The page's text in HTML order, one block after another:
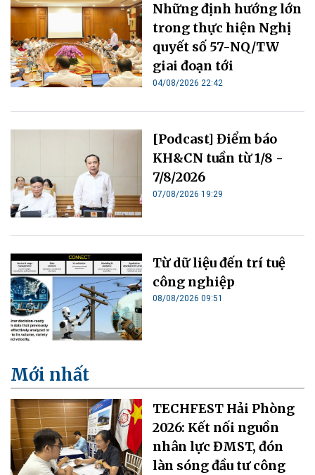
Những định hướng lớn
trong thực hiện Nghị
quyết số 57-NQ/TW
giai đoạn tới
04/08/2026 22:42
[Podcast] Điểm báo
KH&CN tuần từ 1/8 -
7/8/2026
07/08/2026 19:29
Từ dữ liệu đến trí tuệ
công nghiệp
08/08/2026 09:51
Mới nhất
TECHFEST Hải Phòng
2026: Kết nối nguồn
nhân lực ĐMST, đón
làn sóng đầu tư công